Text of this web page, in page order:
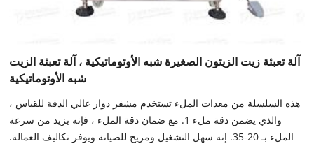
آلة تعبئة زيت الزيتون الصغيرة شبه الأوتوماتيكية ، آلة تعبئة الزيت
شبه الأوتوماتيكية
هذه السلسلة من معدات الملء تستخدم مشفر دوار عالي الدقة للقياس ،
والذي يضمن دقة ملء 1. مع ضمان دقة الملء ، فإنه يزيد من سرعة
الملء بـ 20-35. إنه سهل التشغيل ومريح للصيانة ويوفر تكاليف العمالة.